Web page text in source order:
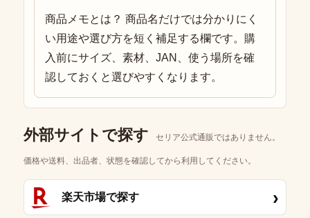
商品メモとは？ 商品名だけでは分かりにく
い用途や選び方を短く補足する欄です。購
入前にサイズ、素材、JAN、使う場所を確
認しておくと選びやすくなります。
外部サイトで探す セリア公式通販ではありません。
価格や送料、出品者、状態を確認してから利用してください。
楽天市場で探す ›